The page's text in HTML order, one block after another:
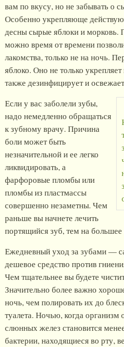
вам по вкусу, но не забывать о
Особенно укрепляюще
десны сырые яблоки и морковь.
можно время от времени
лакомства, только не на ночь.
яблоко. Оно не только
также дезинфицирует и
Если у вас заболели зубы,
надо немедленно обращаться
к зубному врачу. Причина
боли может быть
незначительной и ее легко
ликвидировать, а
фарфоровые пломбы или
пломбы из пластмассы
совершенно незаметны. Чем
раньше вы начнете лечить
портящийся зуб, тем на
Ежедневный уход за зубами —
дешевое средство против
Чем тщательнее вы будете
Значительно более важно
ночь, чем полировать их до
туалета. Ночью, когда организм
слюнных желез становится
бактерии, находящиеся во рту,